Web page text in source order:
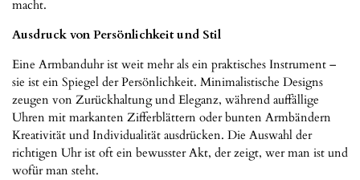
macht.
Ausdruck von Persönlichkeit und Stil
Eine Armbanduhr ist weit mehr als ein praktisches Instrument –
sie ist ein Spiegel der Persönlichkeit. Minimalistische Designs
zeugen von Zurückhaltung und Eleganz, während auffällige
Uhren mit markanten Zifferblättern oder bunten Armbändern
Kreativität und Individualität ausdrücken. Die Auswahl der
richtigen Uhr ist oft ein bewusster Akt, der zeigt, wer man ist und
wofür man steht.